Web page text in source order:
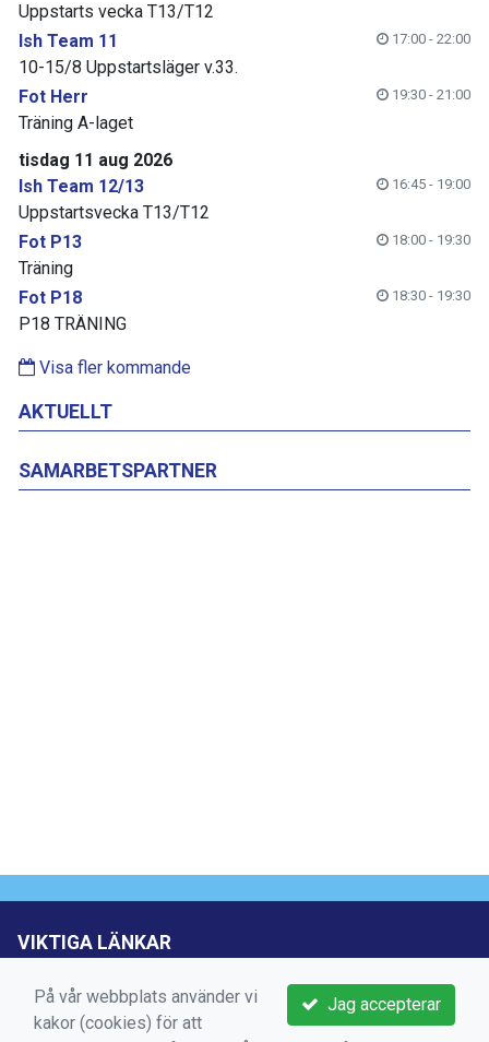
Uppstarts vecka T13/T12
Ish Team 11
17:00 - 22:00
10-15/8 Uppstartsläger v.33.
Fot Herr
19:30 - 21:00
Träning A-laget
tisdag 11 aug 2026
Ish Team 12/13
16:45 - 19:00
Uppstartsvecka T13/T12
Fot P13
18:00 - 19:30
Träning
Fot P18
18:30 - 19:30
P18 TRÄNING
Visa fler kommande
AKTUELLT
SAMARBETSPARTNER
VIKTIGA LÄNKAR
Boka aktivitet
Kontakta oss
Jag accepterar
På vår webbplats använder vi
kakor (cookies) för att